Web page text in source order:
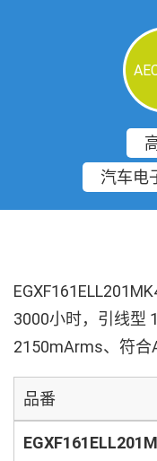
汽车电
3000小时，引线型
2150mArms、符合
品番